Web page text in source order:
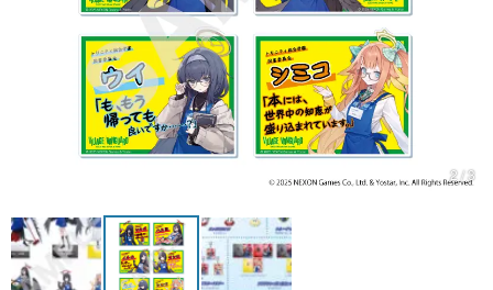
女性向け
アプリレビュー
その他
電ファミニコゲーマーとは？
2 / 3